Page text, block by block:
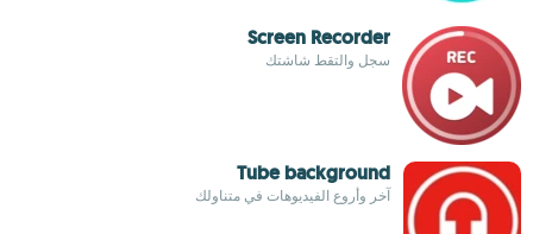
Screen Recorder
سجل والتقط شاشتك
Tube background
آخر وأروع الفيديوهات في متناولك